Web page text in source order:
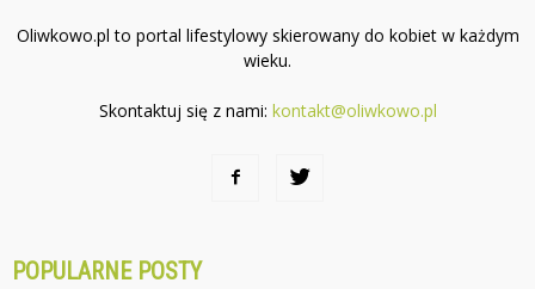
Oliwkowo.pl to portal lifestylowy skierowany do kobiet w każdym
wieku.
Skontaktuj się z nami: kontakt@oliwkowo.pl
POPULARNE POSTY